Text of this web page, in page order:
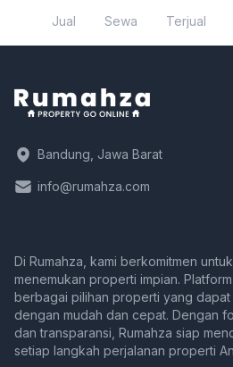
Jual Sewa Terjual
Bandung, Jawa Barat
info@rumahza.com
Di Rumahza, kami berkomitmen
menemukan properti impian.
berbagai pilihan properti yang dapat
dengan mudah dan cepat. Dengan
dan transparansi, Rumahza siap
setiap langkah perjalanan properti